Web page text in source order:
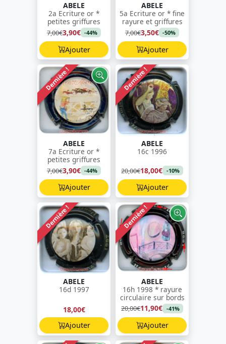
ABELE
2a Ecriture or *
petites griffures
7,00€3,90€ -44%
Ajouter
ABELE
5a Ecriture or * fine
rayure et griffures
7,00€3,50€ -50%
Ajouter
Dernière !
ABELE
7a Ecriture or *
petites griffures
7,00€3,90€ -44%
Ajouter
Dernière !
ABELE
16c 1996
20,00€18,00€ -10%
Ajouter
Dernière !
ABELE
16d 1997
18,00€
Ajouter
Dernière !
ABELE
16h 1998 * rayure
circulaire sur bords
20,00€11,90€ -41%
Ajouter